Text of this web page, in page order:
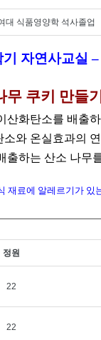
대 식품영양학 석사졸업
기 자연사교실
무 쿠키 만들
산화탄소를 배출
소와 온실효과의
출하는 산소 나무
재료에 알레르기가 있
정원
22
22